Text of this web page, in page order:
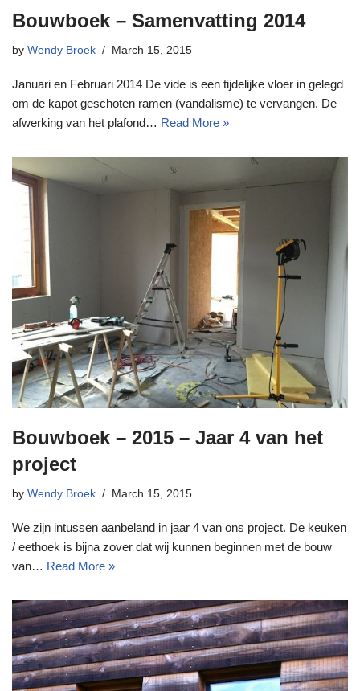
Bouwboek – Samenvatting 2014
by Wendy Broek March 15, 2015
Januari en Februari 2014 De vide is een tijdelijke vloer in gelegd
om de kapot geschoten ramen (vandalisme) te vervangen. De
afwerking van het plafond… Read More »
Bouwboek – 2015 – Jaar 4 van het
project
by Wendy Broek March 15, 2015
We zijn intussen aanbeland in jaar 4 van ons project. De keuken
/ eethoek is bijna zover dat wij kunnen beginnen met de bouw
van… Read More »